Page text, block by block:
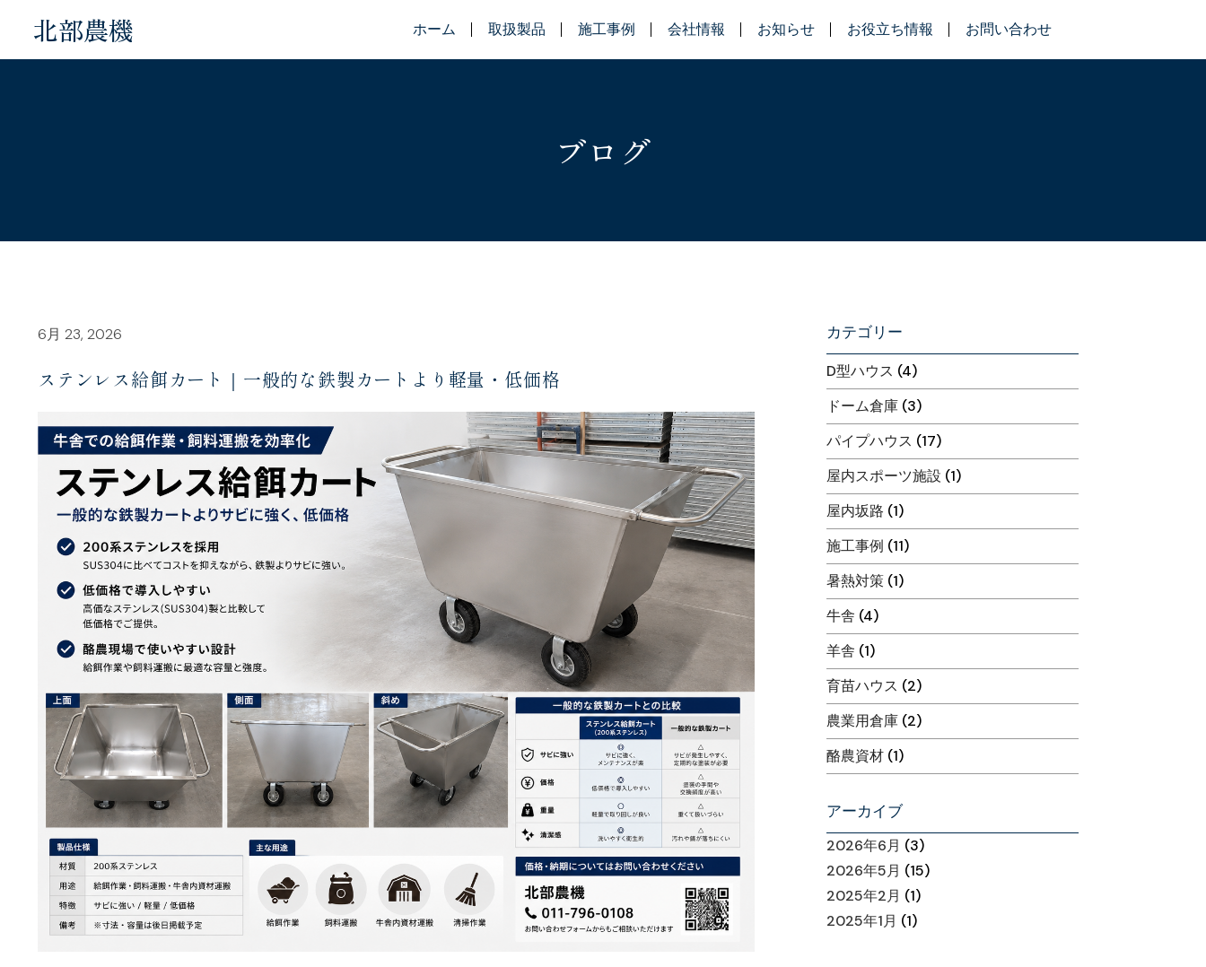
北部農機 ホーム 取扱製品 施工事例 会社情報 お知らせ お役立ち情報 お問い合わせ
ブログ
6月 23, 2026
ステンレス給餌カート｜一般的な鉄製カートより軽量・低価格
カテゴリー
D型ハウス (4)
ドーム倉庫 (3)
パイプハウス (17)
屋内スポーツ施設 (1)
屋内坂路 (1)
施工事例 (11)
暑熱対策 (1)
牛舎 (4)
羊舎 (1)
育苗ハウス (2)
農業用倉庫 (2)
酪農資材 (1)
アーカイブ
2026年6月 (3)
2026年5月 (15)
2025年2月 (1)
2025年1月 (1)